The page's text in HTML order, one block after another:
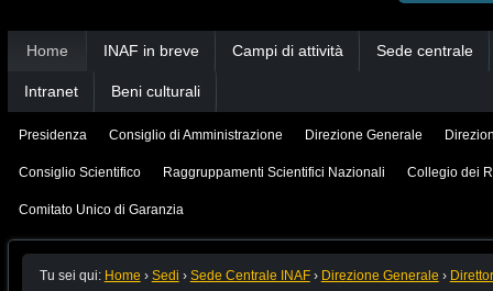
Home INAF in breve Campi di attività Sede centrale
Intranet Beni culturali
Presidenza Consiglio di Amministrazione Direzione Generale
Consiglio Scientifico Raggruppamenti Scientifici Nazionali Collegio dei
Comitato Unico di Garanzia
Tu sei qui: Home › Sedi › Sede Centrale INAF › Direzione Generale ›